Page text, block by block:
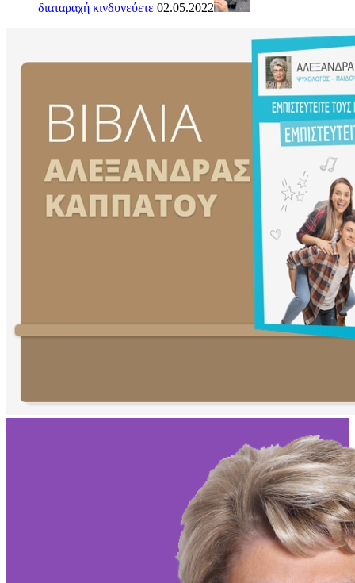
διαταραχή κινδυνεύετε 02.05.2022